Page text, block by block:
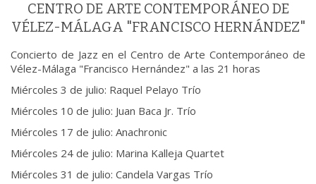
CENTRO DE ARTE CONTEMPORÁNEO DE
VÉLEZ-MÁLAGA "FRANCISCO HERNÁNDEZ"
Concierto de Jazz en el Centro de Arte Contemporáneo de
Vélez-Málaga "Francisco Hernández" a las 21 horas
Miércoles 3 de julio: Raquel Pelayo Trío
Miércoles 10 de julio: Juan Baca Jr. Trío
Miércoles 17 de julio: Anachronic
Miércoles 24 de julio: Marina Kalleja Quartet
Miércoles 31 de julio: Candela Vargas Trío